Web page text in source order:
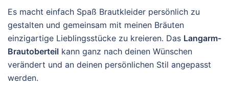
Es macht einfach Spaß Brautkleider persönlich zu
gestalten und gemeinsam mit meinen Bräuten
einzigartige Lieblingsstücke zu kreieren. Das Langarm-
Brautoberteil kann ganz nach deinen Wünschen
verändert und an deinen persönlichen Stil angepasst
werden.